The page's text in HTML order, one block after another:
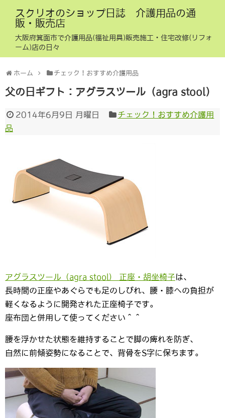
スクリオのショップ日誌 介護用品の通
販・販売店
大阪府箕面市で介護用品(福祉用具)販売施工・住宅改修(リフォ
ーム)店の日々
ホーム チェック！おすすめ介護用品
父の日ギフト：アグラスツール（agra stool）
2014年6月9日 月曜日
チェック！おすすめ介護用
品
アグラスツール（agra stool） 正座・胡坐椅子は、
長時間の正座やあぐらでも足のしびれ、腰・膝への負担が
軽くなるように開発された正座椅子です。
座布団と併用して使ってください＾＾
腰を浮かせた状態を維持することで脚の痺れを防ぎ、
自然に前傾姿勢になることで、背骨をS字に保ちます。